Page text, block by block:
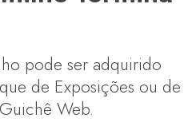
pode ser adquirido
de Exposições ou de
Web.